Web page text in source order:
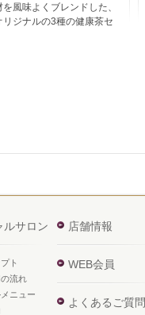
風味よくブレンドした、
リジナルの3種の健康茶セ
ルサロン
ト
流れ
ニュー
店舗情報
WEB会員
よくあるご質問